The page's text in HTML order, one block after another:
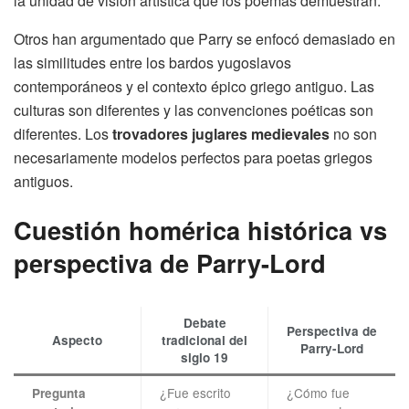
Otros han argumentado que Parry se enfocó demasiado en
las similitudes entre los bardos yugoslavos
contemporáneos y el contexto épico griego antiguo. Las
culturas son diferentes y las convenciones poéticas son
diferentes. Lostrovadores juglares medievales no son
necesariamente modelos perfectos para poetas griegos
antiguos.
Cuestión homérica histórica vs
perspectiva de Parry-Lord
Aspecto
Debate
tradicional del
siglo 19
Perspectiva de
Parry-Lord
Pregunta
¿Fue escrito
¿Cómo fue